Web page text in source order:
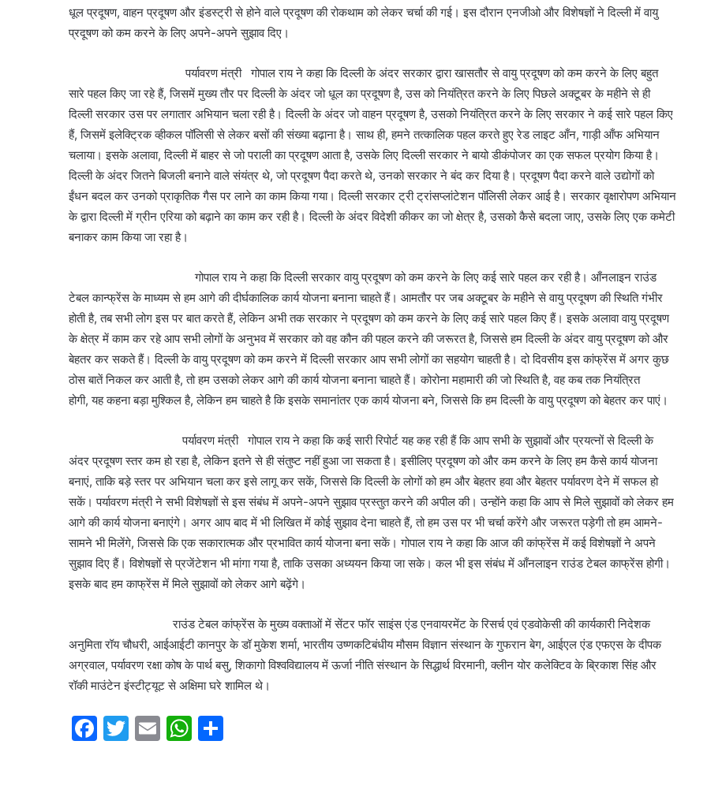
धूल प्रदूषण, वाहन प्रदूषण और इंडस्ट्री से होने वाले प्रदूषण की रोकथाम को लेकर चर्चा की गई। इस दौरान एनजीओ और विशेषज्ञों ने दिल्ली में वायु
प्रदूषण को कम करने के लिए अपने-अपने सुझाव दिए।
पर्यावरण मंत्री गोपाल राय ने कहा कि दिल्ली के अंदर सरकार द्वारा खासतौर से वायु प्रदूषण को कम करने के लिए बहुत
सारे पहल किए जा रहे हैं, जिसमें मुख्य तौर पर दिल्ली के अंदर जो धूल का प्रदूषण है, उस को नियंत्रित करने के लिए पिछले अक्टूबर के महीने से ही
दिल्ली सरकार उस पर लगातार अभियान चला रही है। दिल्ली के अंदर जो वाहन प्रदूषण है, उसको नियंत्रित करने के लिए सरकार ने कई सारे पहल किए
हैं, जिसमें इलेक्ट्रिक व्हीकल पॉलिसी से लेकर बसों की संख्या बढ़ाना है। साथ ही, हमने तत्कालिक पहल करते हुए रेड लाइट आँन, गाड़ी आँफ अभियान
चलाया। इसके अलावा, दिल्ली में बाहर से जो पराली का प्रदूषण आता है, उसके लिए दिल्ली सरकार ने बायो डीकंपोजर का एक सफल प्रयोग किया है।
दिल्ली के अंदर जितने बिजली बनाने वाले संयंत्र थे, जो प्रदूषण पैदा करते थे, उनको सरकार ने बंद कर दिया है। प्रदूषण पैदा करने वाले उद्योगों को
ईंधन बदल कर उनको प्राकृतिक गैस पर लाने का काम किया गया। दिल्ली सरकार ट्री ट्रांसप्लांटेशन पॉलिसी लेकर आई है। सरकार वृक्षारोपण अभियान
के द्वारा दिल्ली में ग्रीन एरिया को बढ़ाने का काम कर रही है। दिल्ली के अंदर विदेशी कीकर का जो क्षेत्र है, उसको कैसे बदला जाए, उसके लिए एक कमेटी
बनाकर काम किया जा रहा है।
गोपाल राय ने कहा कि दिल्ली सरकार वायु प्रदूषण को कम करने के लिए कई सारे पहल कर रही है। आँनलाइन राउंड
टेबल कान्फ्रेंस के माध्यम से हम आगे की दीर्घकालिक कार्य योजना बनाना चाहते हैं। आमतौर पर जब अक्टूबर के महीने से वायु प्रदूषण की स्थिति गंभीर
होती है, तब सभी लोग इस पर बात करते हैं, लेकिन अभी तक सरकार ने प्रदूषण को कम करने के लिए कई सारे पहल किए हैं। इसके अलावा वायु प्रदूषण
के क्षेत्र में काम कर रहे आप सभी लोगों के अनुभव में सरकार को वह कौन की पहल करने की जरूरत है, जिससे हम दिल्ली के अंदर वायु प्रदूषण को और
बेहतर कर सकते हैं। दिल्ली के वायु प्रदूषण को कम करने में दिल्ली सरकार आप सभी लोगों का सहयोग चाहती है। दो दिवसीय इस कांफ्रेंस में अगर कुछ
ठोस बातें निकल कर आती है, तो हम उसको लेकर आगे की कार्य योजना बनाना चाहते हैं। कोरोना महामारी की जो स्थिति है, वह कब तक नियंत्रित
होगी, यह कहना बड़ा मुश्किल है, लेकिन हम चाहते है कि इसके समानांतर एक कार्य योजना बने, जिससे कि हम दिल्ली के वायु प्रदूषण को बेहतर कर पाएं।
पर्यावरण मंत्री गोपाल राय ने कहा कि कई सारी रिपोर्ट यह कह रही हैं कि आप सभी के सुझावों और प्रयत्नों से दिल्ली के
अंदर प्रदूषण स्तर कम हो रहा है, लेकिन इतने से ही संतुष्ट नहीं हुआ जा सकता है। इसीलिए प्रदूषण को और कम करने के लिए हम कैसे कार्य योजना
बनाएं, ताकि बड़े स्तर पर अभियान चला कर इसे लागू कर सकें, जिससे कि दिल्ली के लोगों को हम और बेहतर हवा और बेहतर पर्यावरण देने में सफल हो
सकें। पर्यावरण मंत्री ने सभी विशेषज्ञों से इस संबंध में अपने-अपने सुझाव प्रस्तुत करने की अपील की। उन्होंने कहा कि आप से मिले सुझावों को लेकर हम
आगे की कार्य योजना बनाएंगे। अगर आप बाद में भी लिखित में कोई सुझाव देना चाहते हैं, तो हम उस पर भी चर्चा करेंगे और जरूरत पड़ेगी तो हम आमने-
सामने भी मिलेंगे, जिससे कि एक सकारात्मक और प्रभावित कार्य योजना बना सकें। गोपाल राय ने कहा कि आज की कांफ्रेंस में कई विशेषज्ञों ने अपने
सुझाव दिए हैं। विशेषज्ञों से प्रजेंटेशन भी मांगा गया है, ताकि उसका अध्ययन किया जा सके। कल भी इस संबंध में आँनलाइन राउंड टेबल काफ्रेंस होगी।
इसके बाद हम काफ्रेंस में मिले सुझावों को लेकर आगे बढ़ेंगे।
राउंड टेबल कांफ्रेंस के मुख्य वक्ताओं में सेंटर फॉर साइंस एंड एनवायरमेंट के रिसर्च एवं एडवोकेसी की कार्यकारी निदेशक
अनुमिता रॉय चौधरी, आईआईटी कानपुर के डॉ मुकेश शर्मा, भारतीय उष्णकटिबंधीय मौसम विज्ञान संस्थान के गुफरान बेग, आईएल एंड एफएस के दीपक
अग्रवाल, पर्यावरण रक्षा कोष के पार्थ बसु, शिकागो विश्वविद्यालय में ऊर्जा नीति संस्थान के सिद्धार्थ विरमानी, क्लीन योर कलेक्टिव के ब्रिकाश सिंह और
रॉकी माउंटेन इंस्टीट्यूट से अक्षिमा घरे शामिल थे।
F
T
E
W
बंजारा
की
एकता
का
महाकुंभ
बना
संकल्प
यात्रा
2 weeks ago
बना दिल्ली, संकल्प यात्रा का भव्य
समापन
आंदोलन
नायिका
अरुणा